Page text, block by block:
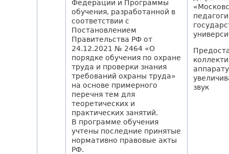
Федерации и Программы
обучения, разработанной в
соответствии с
Постановлением
Правительства РФ от
24.12.2021 № 2464 «О
порядке обучения по охране
труда и проверки знания
требований охраны труда»
на основе примерного
перечня тем для
теоретических и
практических занятий.
В программе обучения
учтены последние принятые
нормативно правовые акты
РФ.
звук